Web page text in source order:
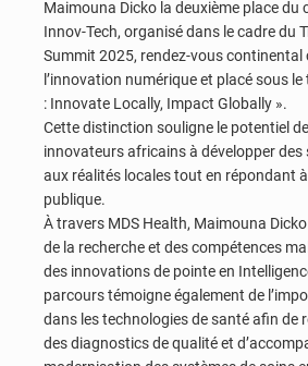
Maimouna Dicko la deuxième place du
Innov-Tech, organisé dans le cadre du
Summit 2025, rendez-vous continental
l’innovation numérique et placé sous
: Innovate Locally, Impact Globally ».
Cette distinction souligne le potentiel
innovateurs africains à développer
aux réalités locales tout en répondant
publique.
À travers MDS Health, Maimouna
de la recherche et des compétences
des innovations de pointe en
parcours témoigne également de
dans les technologies de santé afin de
des diagnostics de qualité et